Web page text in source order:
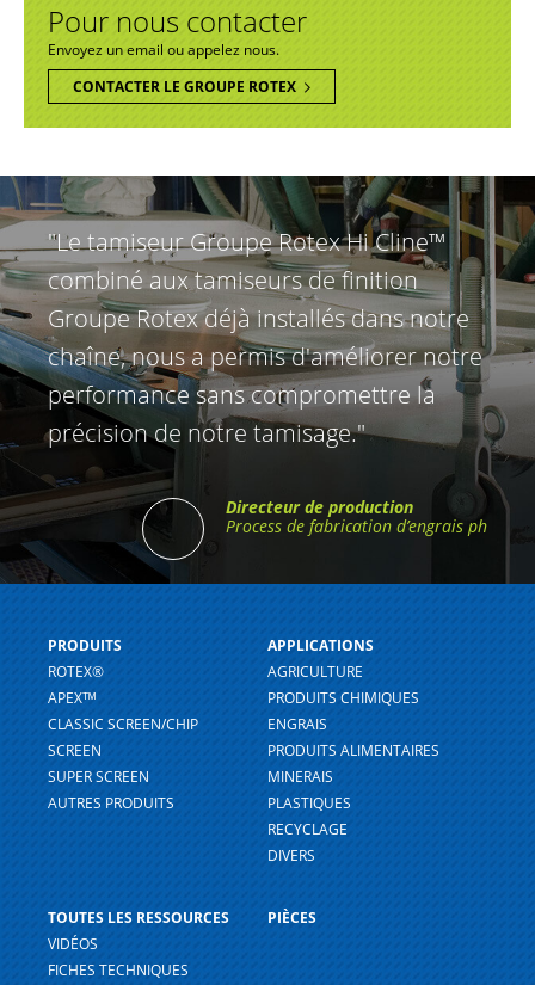
Pour nous contacter
Envoyez un email ou appelez nous.
CONTACTER LE GROUPE ROTEX
"Le tamiseur Groupe Rotex Hi Cline™
combiné aux tamiseurs de finition
Groupe Rotex déjà installés dans notre
chaîne, nous a permis d'améliorer notre
performance sans compromettre la
précision de notre tamisage."
Directeur de production
Process de fabrication d’engrais ph
PRODUITS
ROTEX®
APEXᵀᴹ
CLASSIC SCREEN/CHIP
SCREEN
SUPER SCREEN
AUTRES PRODUITS
APPLICATIONS
AGRICULTURE
PRODUITS CHIMIQUES
ENGRAIS
PRODUITS ALIMENTAIRES
MINERAIS
PLASTIQUES
RECYCLAGE
DIVERS
TOUTES LES RESSOURCES
VIDÉOS
FICHES TECHNIQUES
PIÈCES